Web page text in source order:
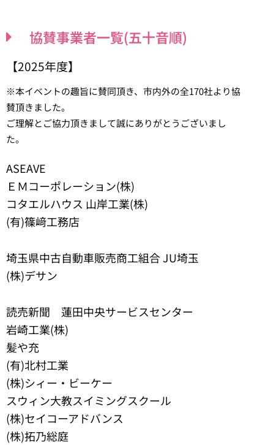
協賛事業者一覧(五十音順)
【2025年度】
※本イベントの趣旨に賛同頂き、市内外の全170社より協
賛頂きました。
ご理解とご協力頂きまして誠にありがとうございまし
た。
ASEAVE
ＥＭコーポレーション(株)
コタエルハウス 山岸工業(株)
(有)篠﨑工務店
埼玉県中古自動車販売商工組合 JU埼玉
(株)デサン
読売新聞 蓮田中央サービスセンター
岩崎工業(株)
髪や充
(有)北村工業
(株)シィー・ビーケー
スウィン大教スイミングスクール
(株)セイコーアドバンス
(株)拓乃総庭